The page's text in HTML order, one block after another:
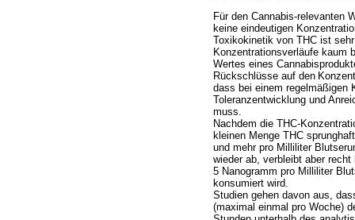
Für den Cannabis-relevanten
keine eindeutigen
Toxikokinetik von THC ist
Konzentrationsverläufe kaum
Wertes eines
Rückschlüsse auf den
dass bei einem regelmäßigen
Toleranzentwicklung und
muss.
Nachdem die THC-
kleinen Menge THC
und mehr pro Milliliter
wieder ab, verbleibt aber
5 Nanogramm pro Milliliter
konsumiert wird.
Studien gehen davon aus,
(maximal einmal pro Woche)